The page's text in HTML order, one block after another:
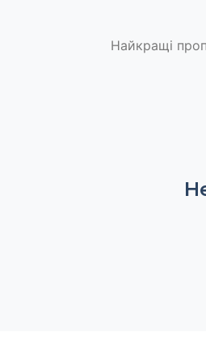
Найкращі